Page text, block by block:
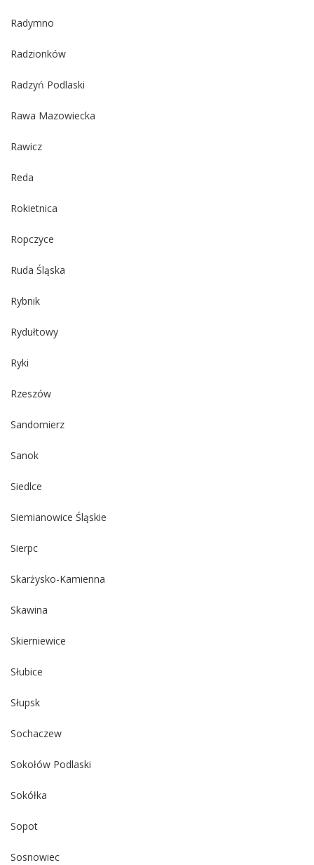
Radymno
Radzionków
Radzyń Podlaski
Rawa Mazowiecka
Rawicz
Reda
Rokietnica
Ropczyce
Ruda Śląska
Rybnik
Rydułtowy
Ryki
Rzeszów
Sandomierz
Sanok
Siedlce
Siemianowice Śląskie
Sierpc
Skarżysko-Kamienna
Skawina
Skierniewice
Słubice
Słupsk
Sochaczew
Sokołów Podlaski
Sokółka
Sopot
Sosnowiec